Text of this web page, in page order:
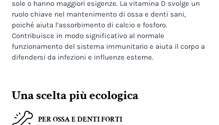
sole o hanno maggiori esigenze. La vitamina D svolge un
ruolo chiave nel mantenimento di ossa e denti sani,
poiché aiuta l’assorbimento di calcio e fosforo.
Contribuisce in modo significativo al normale
funzionamento del sistema immunitario e aiuta il corpo a
difendersi da infezioni e influenze esterne.
Una scelta più ecologica
PER OSSA E DENTI FORTI